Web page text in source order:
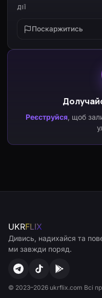
ДІЇ
Поскаржитись
Реєструйся, щоб
UKRFLIX
Дивись, надихайся та
ми завжди поряд.
© 2023–2026 ukrflix.com Всі